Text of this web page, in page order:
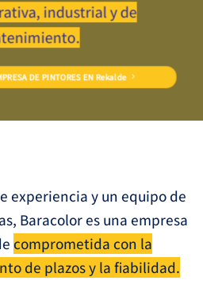
industrial y de
DE PINTORES EN Rekalde
experiencia y un equipo de
Baracolor es una empresa
comprometida con la
de plazos y la fiabilidad.